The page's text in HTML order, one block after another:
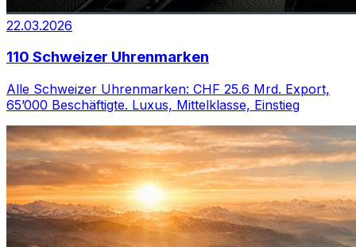
22.03.2026
110 Schweizer Uhrenmarken
Alle Schweizer Uhrenmarken: CHF 25.6 Mrd. Export,
65’000 Beschäftigte. Luxus, Mittelklasse, Einstieg